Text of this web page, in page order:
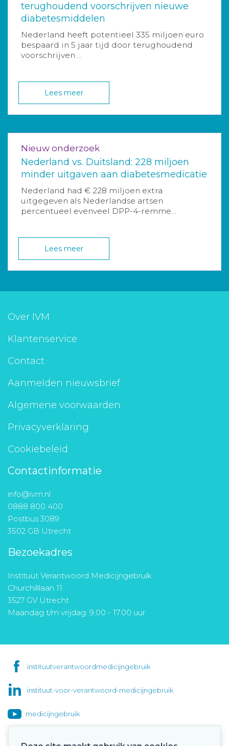
terughoudend voorschrijven nieuwe
diabetesmiddelen
Nederland heeft potentieel 335 miljoen euro
bespaard in 5 jaar tijd door terughoudend
voorschrijven ...
Lees meer
Nieuw onderzoek
Nederland vs. Duitsland: 228 miljoen
minder uitgaven aan diabetesmedicatie
Nederland had € 228 miljoen extra
uitgegeven als Nederlandse artsen
percentueel evenveel DPP-4-remme...
Lees meer
Over IVM
Klantenservice
Contact
Aanmelden nieuwsbrief
Algemene voorwaarden
Privacyverklaring
Cookiebeleid
Contactinformatie
info@ivm.nl
0888 800 400
Postbus 3089
3502 GB Utrecht
Bezoekadres
Instituut Verantwoord Medicijngebruik
Churchilllaan 11
3527 GV Utrecht
Maandag t/m vrijdag: 9.00 - 17.00 uur
instituutverantwoordmedicijngebruik
instituut-voor-verantwoord-medicijngebruik
medicijngebruik